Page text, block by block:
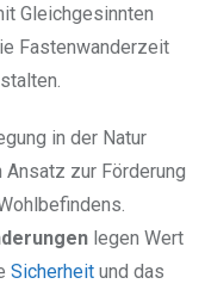
Gleichgesinnten
Fastenwanderzeit
in der Natur
zur Förderung
legen Wert
Sicherheit und das